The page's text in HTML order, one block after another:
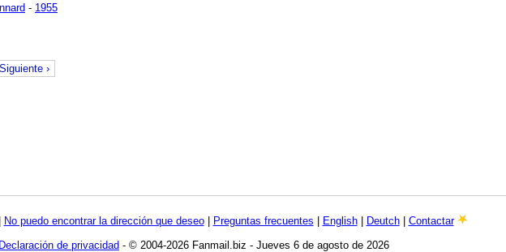
- 1955
Siguiente ›
| No puedo encontrar la dirección que deseo| Preguntas frecuentes | English| Deutch| Contactar
Declaración de privacidad - © 2004-2026 Fanmail.biz - Jueves 6 de agosto de 2026